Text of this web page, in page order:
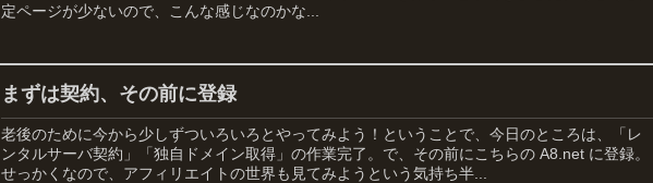
定ページが少ないので、こんな感じなのかな...
まずは契約、その前に登録
老後のために今から少しずついろいろとやってみよう！ということで、今日のところは、「レ
ンタルサーバ契約」「独自ドメイン取得」の作業完了。で、その前にこちらの A8.net に登録。
せっかくなので、アフィリエイトの世界も見てみようという気持ち半...